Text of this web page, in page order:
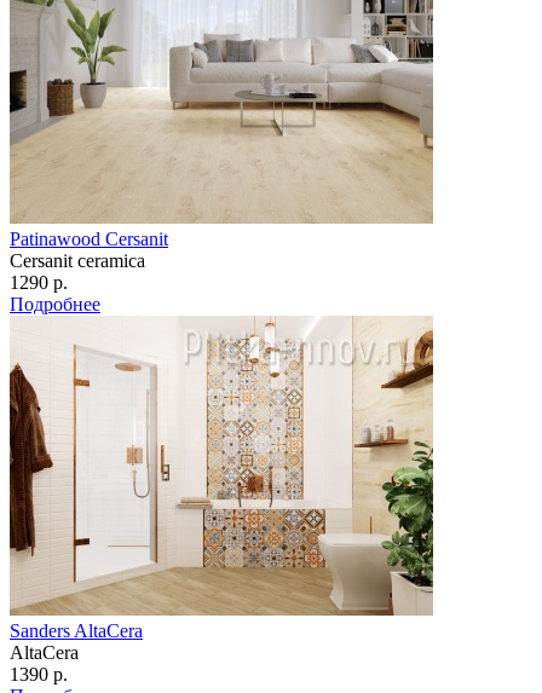
Patinawood Cersanit
Cersanit ceramica
1290 р.
Подробнее
Sanders AltaCera
AltaCera
1390 р.